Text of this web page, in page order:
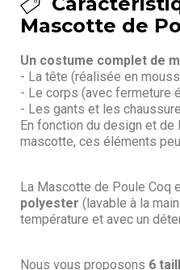
Mascotte de
Un costume complet de
- La tête (réalisée en
- Le corps (avec fermeture
- Les gants et les
En fonction du design et de
mascotte, ces éléments
La Mascotte de Poule Coq
polyester (lavable à la
température et avec un
Nous vous proposons 6